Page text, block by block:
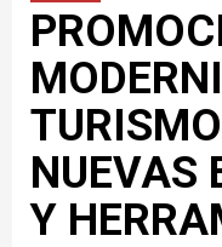
NUEVAS
Y